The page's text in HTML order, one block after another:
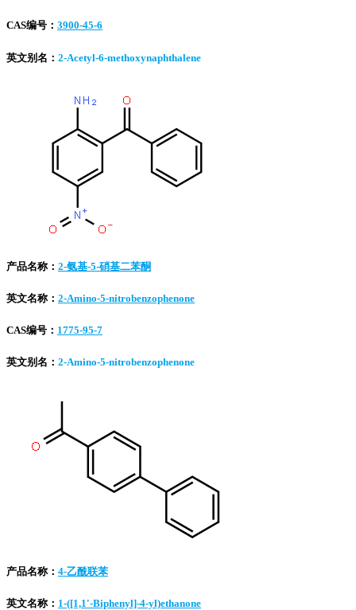
CAS编号： 3900-45-6
英文别名： 2-Acetyl-6-methoxynaphthalene
产品名称： 2-氨基-5-硝基二苯酮
英文名称： 2-Amino-5-nitrobenzophenone
CAS编号： 1775-95-7
英文别名： 2-Amino-5-nitrobenzophenone
产品名称： 4-乙酰联苯
英文名称： 1-([1,1'-Biphenyl]-4-yl)ethanone